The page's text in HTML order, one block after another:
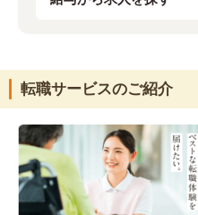
転職サービスのご紹介